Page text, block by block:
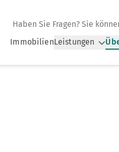
Haben Sie Fragen? Sie
ImmobilienLeistungen